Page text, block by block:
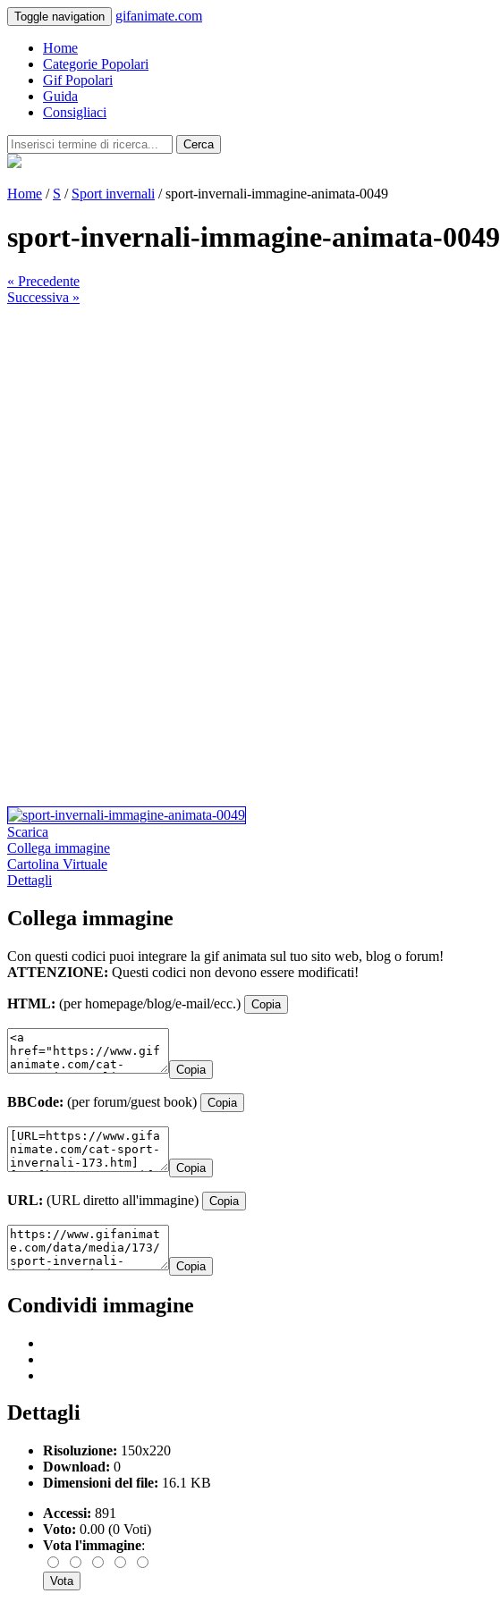
Toggle navigation gifanimate.com
Home
Categorie Popolari
Gif Popolari
Guida
Consigliaci
Cerca
Home / S / Sport invernali / sport-invernali-immagine-animata-0049
sport-invernali-immagine-animata-0049
« Precedente
Successiva »
Scarica
Collega immagine
Cartolina Virtuale
Dettagli
Collega immagine
Con questi codici puoi integrare la gif animata sul tuo sito web, blog o forum!
ATTENZIONE: Questi codici non devono essere modificati!
HTML: (per homepage/blog/e-mail/ecc.) Copia
Copia
BBCode: (per forum/guest book) Copia
Copia
URL: (URL diretto all'immagine) Copia
Copia
Condividi immagine
Dettagli
Risoluzione: 150x220
Download: 0
Dimensioni del file: 16.1 KB
Accessi: 891
Voto: 0.00 (0 Voti)
Vota l'immagine: